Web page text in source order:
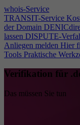
whois-Service
TRANSIT-Service
der Domain
lassen DISPUTE-
Anliegen melden Hier
Tools Praktische
Verifikation für
Das müssen Sie tun